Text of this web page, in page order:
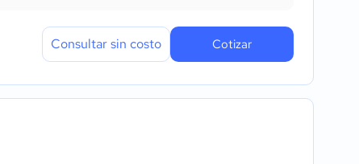
Consultar sin costo Cotizar